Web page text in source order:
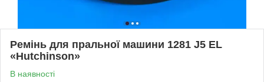
Ремінь для пральної машини 1281 J5 EL
«Hutchinson»
В наявності